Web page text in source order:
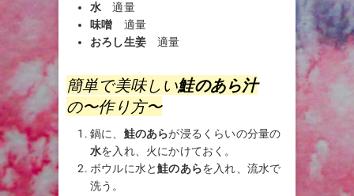
水 適量
味噌 適量
おろし生姜 適量
簡単で美味しい鮭のあら汁
の〜作り方〜
鍋に、 鮭のあらが浸るくらいの分量の
水を入れ、火にかけておく。
ボウルに水と鮭のあらを入れ、流水で
洗う。